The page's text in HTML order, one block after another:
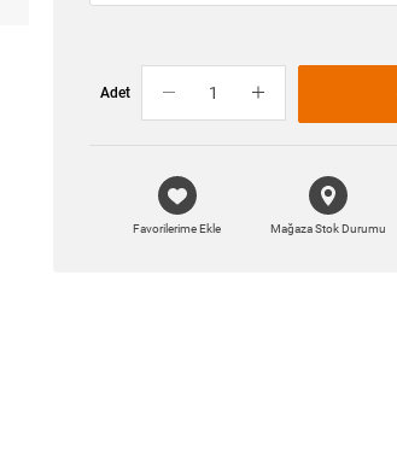
Adet
Favorilerime Ekle Mağaza Stok Durumu